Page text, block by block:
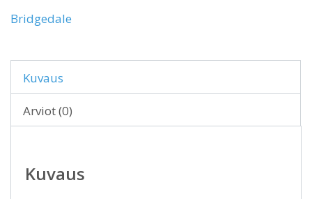
Bridgedale
Kuvaus
Arviot (0)
Kuvaus